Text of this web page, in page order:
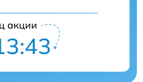
акции